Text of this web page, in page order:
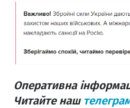
Оперативна
Читайте наш